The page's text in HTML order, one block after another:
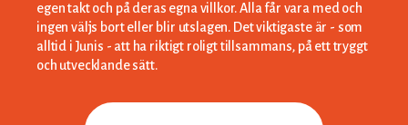
egen takt och på deras egna villkor. Alla får vara med och
ingen väljs bort eller blir utslagen. Det viktigaste är - som
alltid i Junis - att ha riktigt roligt tillsammans, på ett tryggt
och utvecklande sätt.